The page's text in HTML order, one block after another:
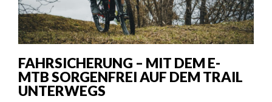
FAHRSICHERUNG – MIT DEM E-
MTB SORGENFREI AUF DEM TRAIL
UNTERWEGS